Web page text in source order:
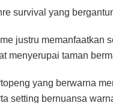
survival yang
justru memanfaatkan
menyerupai taman
yang berwarna
setting bernuansa